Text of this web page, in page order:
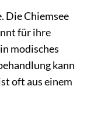
Die Chiemsee
für ihre
modisches
kann
oft aus einem